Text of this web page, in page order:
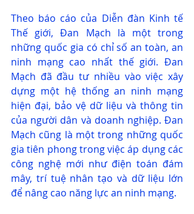
Theo báo cáo của Diễn đàn Kinh tế
Thế giới, Đan Mạch là một trong
những quốc gia có chỉ số an toàn, an
ninh mạng cao nhất thế giới. Đan
Mạch đã đầu tư nhiều vào việc xây
dựng một hệ thống an ninh mạng
hiện đại, bảo vệ dữ liệu và thông tin
của người dân và doanh nghiệp. Đan
Mạch cũng là một trong những quốc
gia tiên phong trong việc áp dụng các
công nghệ mới như điện toán đám
mây, trí tuệ nhân tạo và dữ liệu lớn
để nâng cao năng lực an ninh mạng.